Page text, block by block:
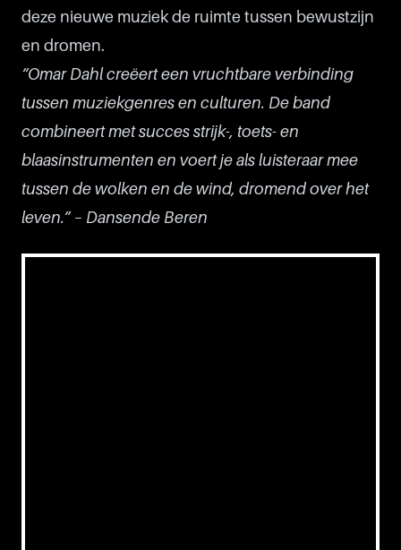
deze nieuwe muziek de ruimte tussen bewustzijn
en dromen.
“Omar Dahl creëert een vruchtbare verbinding
tussen muziekgenres en culturen. De band
combineert met succes strijk-, toets- en
blaasinstrumenten en voert je als luisteraar mee
tussen de wolken en de wind, dromend over het
leven.” – Dansende Beren